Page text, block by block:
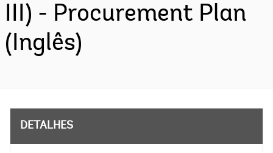
III) - Procurement Plan
(Inglês)
DETALHES